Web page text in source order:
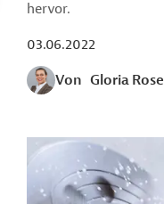
hervor.
03.06.2022
Von Gloria Rose